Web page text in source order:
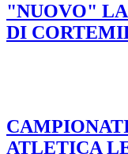
"NUOVO"
DI
ATLETICA